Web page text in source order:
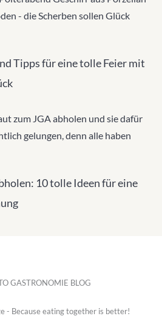
Tipps für eine tolle Feier mit
10 tolle Ideen für eine
- Because eating together is better!